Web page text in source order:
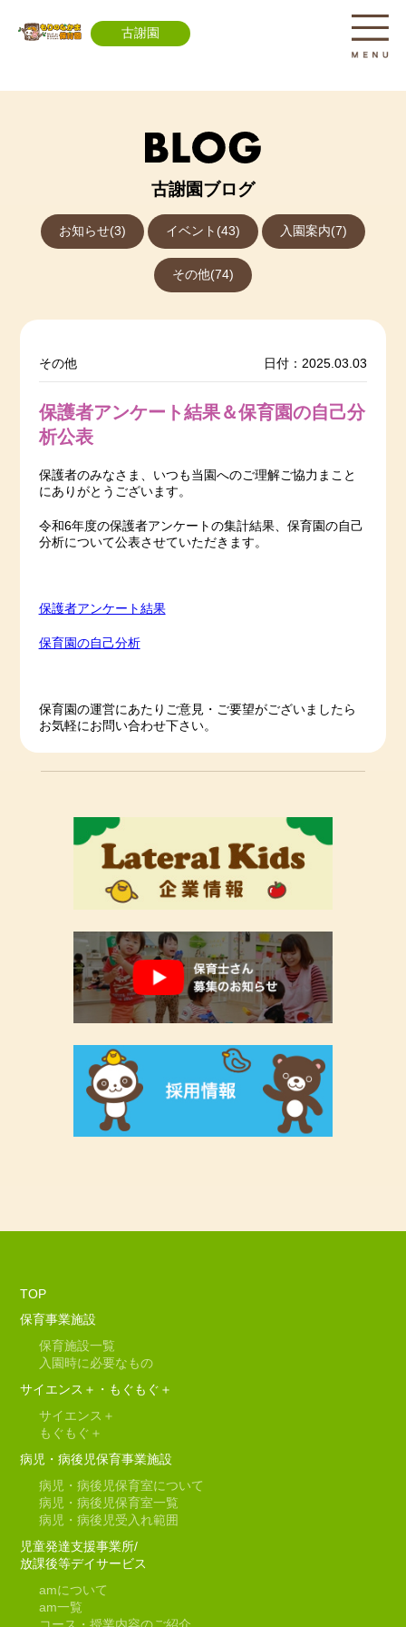
古謝園
古謝園ブログ
お知らせ(3) イベント(43) 入園案内(7)
その他(74)
その他 日付：2025.03.03
保護者アンケート結果＆保育園の自己分
析公表
保護者のみなさま、いつも当園へのご理解ご協力まこと
にありがとうございます。
令和6年度の保護者アンケートの集計結果、保育園の自己
分析について公表させていただきます。
保護者アンケート結果
保育園の自己分析
保育園の運営にあたりご意見・ご要望がございましたら
お気軽にお問い合わせ下さい。
TOP
保育事業施設
保育施設一覧
入園時に必要なもの
サイエンス＋・もぐもぐ＋
サイエンス＋
もぐもぐ＋
病児・病後児保育事業施設
病児・病後児保育室について
病児・病後児保育室一覧
病児・病後児受入れ範囲
児童発達支援事業所/
放課後等デイサービス
amについて
am一覧